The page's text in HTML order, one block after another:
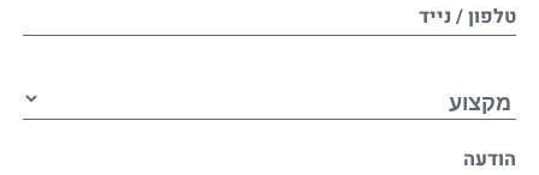
טלפון / נייד
הודעה